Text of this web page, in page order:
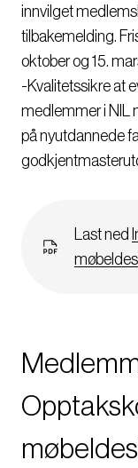
innvilget
tilbakemelding.
oktober og 15.
-Kvalitetssikre at
medlemmer i NIL
på nyutdannede
Last ned